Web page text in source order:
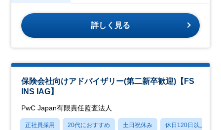
詳しく見る
保険会社向けアドバイザリー(第二新卒歓迎)【FS
INS IAG】
PwC Japan有限責任監査法人
正社員採用 20代におすすめ 土日祝休み 休日120日以上